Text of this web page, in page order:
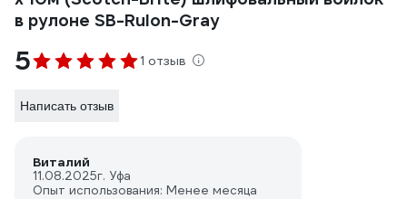
в рулоне SB-Rulon-Gray
5 1 отзыв
Написать отзыв
Виталий
11.08.2025г. Уфа
Опыт использования: Менее месяца